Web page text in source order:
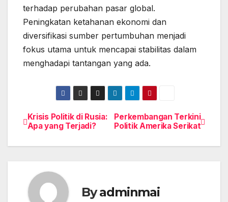
terhadap perubahan pasar global.
Peningkatan ketahanan ekonomi dan
diversifikasi sumber pertumbuhan menjadi
fokus utama untuk mencapai stabilitas dalam
menghadapi tantangan yang ada.
Post
navigation
Perkembangan Terkini
Politik Amerika Serikat
Krisis Politik di Rusia:
Apa yang Terjadi?
Byadminmai